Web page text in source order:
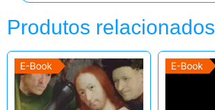
Produtos relacionados
E-Book E-Book